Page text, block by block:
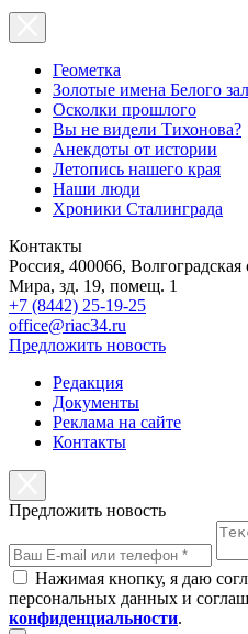
Геометка
Золотые имена Белого
Осколки прошлого
Вы не видели Тихонова?
Анекдоты от истории
Летопись нашего края
Наши люди
Хроники Сталинграда
Контакты
Россия, 400066, Волгоградская
Мира, зд. 19, помещ. 1
+7 (8442) 25-19-25
office@riac34.ru
Предложить новость
Редакция
Документы
Реклама на сайте
Контакты
Предложить новость
Нажимая кнопку, я даю
персональных данных и
конфиденциальности.